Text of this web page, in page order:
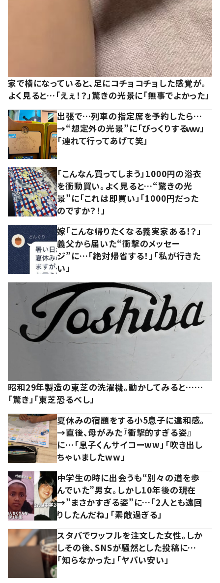
家で横になっていると、足にコチョコチョした感覚が。
よく見ると…「えぇ！？」驚きの光景に「無事でよかった」
出張で…列車の指定席を予約したら…
→“想定外の光景”に「びっくりするｗｗ」
「連れて行ってあげて笑」
「こんなん買ってしまう」1000円の浴衣
を衝動買い。よく見ると…“驚きの光
景”に「これは即買い」「1000円だった
のですか？！」
嫁「こんな帰りたくなる義実家ある！？」
義父から届いた“衝撃のメッセー
ジ”に…「絶対帰省する！」「私が行きた
い」
昭和29年製造の東芝の洗濯機。動かしてみると……
「驚き」「東芝恐るべし」
夏休みの宿題をする小5息子に違和感。
→直後、母がみた『衝撃的すぎる姿』
に…「息子くんサイコーww」「吹き出し
ちゃいましたww」
中学生の時に出会うも“別々の道を歩
んでいた”男女。しかし10年後の現在
→”まさかすぎる姿”に…「2人とも遠回
りしたんだね」「素敵過ぎる」
スタバでワッフルを注文した女性。しか
しその後、SNSが騒然とした投稿に…
「知らなかった」「ヤバい安い」